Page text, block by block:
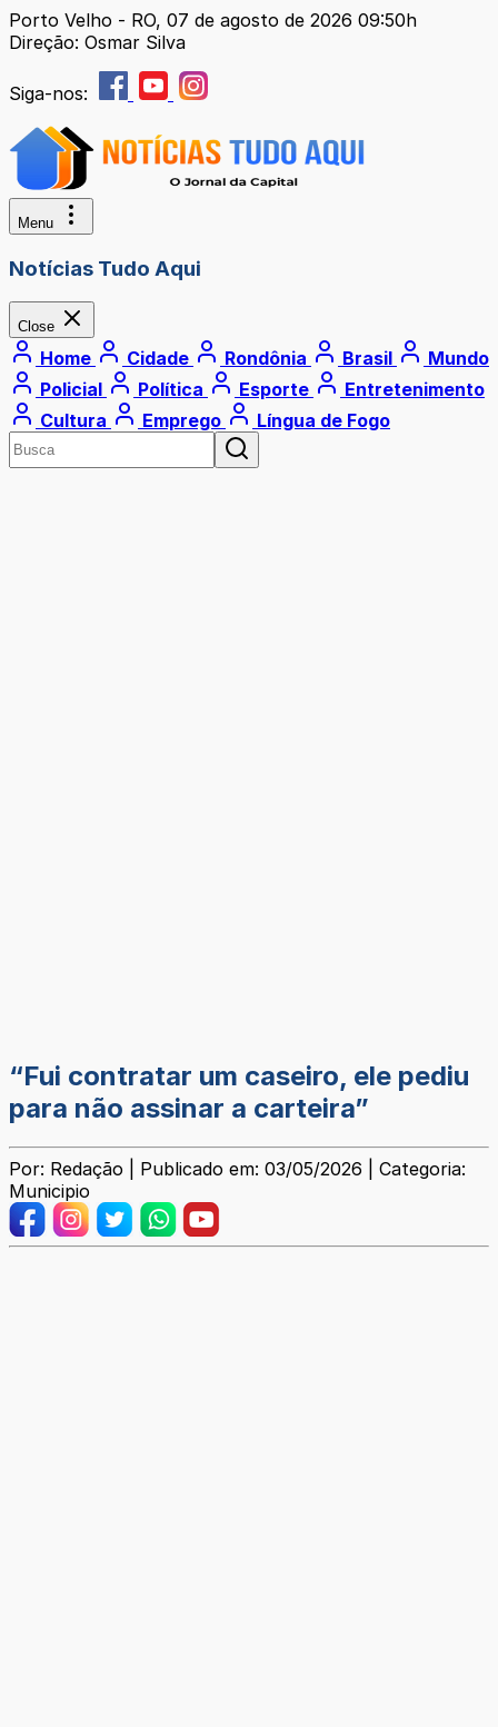
Porto Velho - RO, 07 de agosto de 2026 09:50h
Direção: Osmar Silva
Siga-nos:
Menu
Notícias Tudo Aqui
Close
Home Cidade Rondônia Brasil
Mundo
Policial
Política Esporte
Entretenimento
Cultura
Emprego Língua de Fogo
“Fui contratar um caseiro, ele pediu
para não assinar a carteira”
Por: Redação | Publicado em: 03/05/2026 | Categoria:
Municipio